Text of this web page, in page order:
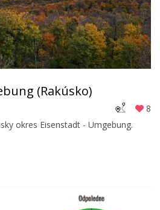
(Rakúsko)
8
okres Eisenstadt - Umgebung.